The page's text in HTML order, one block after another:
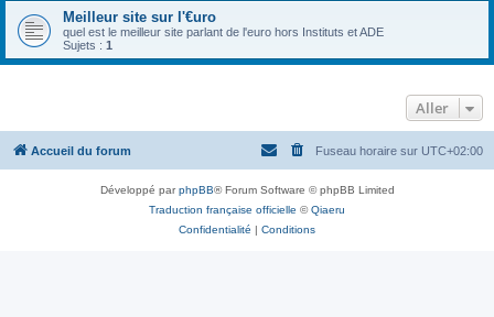
Meilleur site sur l'€uro
quel est le meilleur site parlant de l'euro hors Instituts et ADE
Sujets : 1
Aller
Accueil du forum Fuseau horaire sur UTC+02:00
Développé parphpBB® Forum Software © phpBB Limited
Traduction française officielle ©Qiaeru
Confidentialité | Conditions